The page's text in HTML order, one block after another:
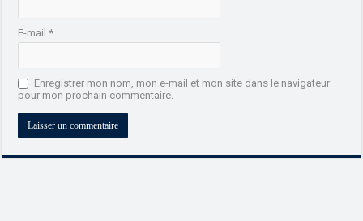
E-mail*
Enregistrer mon nom, mon e-mail et mon site dans le navigateur
pour mon prochain commentaire.